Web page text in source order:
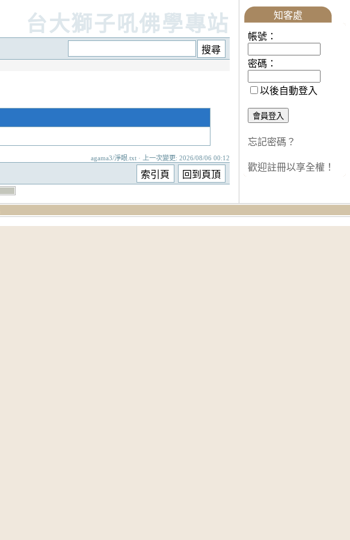
台大獅子吼佛學專站
agama3/淨眼.txt · 上一次變更: 2026/08/06 00:12
知客處
帳號：
密碼：
以後自動登入
忘記密碼？
歡迎註冊以享全權！